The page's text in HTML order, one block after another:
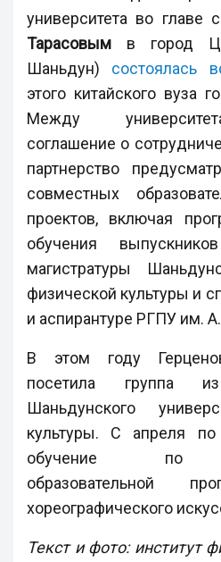
университета во главе
Тарасовым в город
Шаньдун) состоялась
этого китайского вуза
Между
соглашение о
партнерство
совместных
проектов, включая
обучения
магистратуры
физической культуры и
и аспирантуре РГПУ им.
В этом году
посетила группа
Шаньдунского
культуры. С апреля
обучение по
образовательной
хореографического
Текст и фото: институт